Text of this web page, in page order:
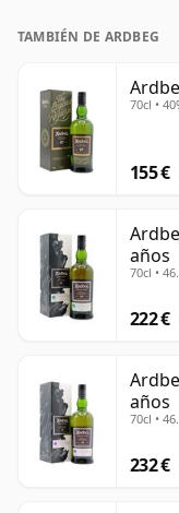
TAMBIÉN DE ARDBEG
70cl •
155 €
años
70cl •
222 €
años
70cl •
232 €